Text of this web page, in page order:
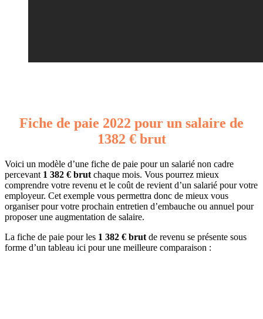
Fiche de paie 2022 pour un salaire de
1382 € brut
Voici un modèle d’une fiche de paie pour un salarié non cadre
percevant 1 382 € brut chaque mois. Vous pourrez mieux
comprendre votre revenu et le coût de revient d’un salarié pour votre
employeur. Cet exemple vous permettra donc de mieux vous
organiser pour votre prochain entretien d’embauche ou annuel pour
proposer une augmentation de salaire.
La fiche de paie pour les 1 382 € brut de revenu se présente sous
forme d’un tableau ici pour une meilleure comparaison :